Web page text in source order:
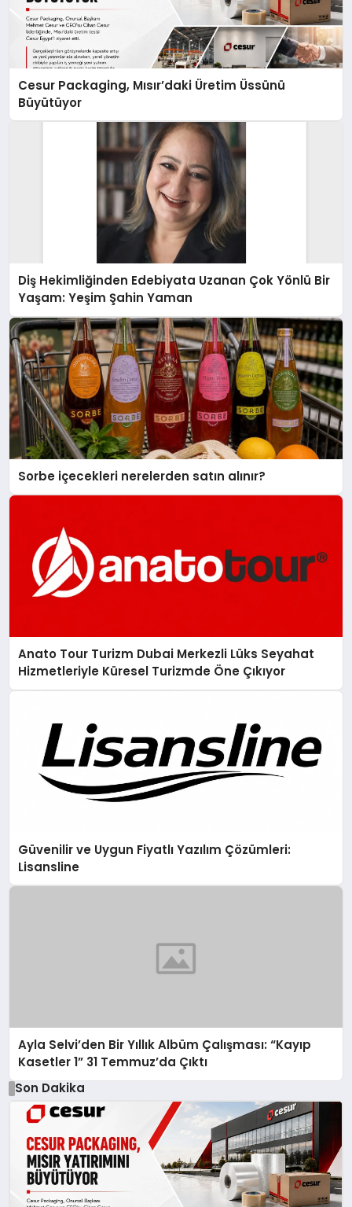
Cesur Packaging, Mısır’daki Üretim Üssünü
Büyütüyor
Diş Hekimliğinden Edebiyata Uzanan Çok Yönlü Bir
Yaşam: Yeşim Şahin Yaman
Sorbe içecekleri nerelerden satın alınır?
Anato Tour Turizm Dubai Merkezli Lüks Seyahat
Hizmetleriyle Küresel Turizmde Öne Çıkıyor
Güvenilir ve Uygun Fiyatlı Yazılım Çözümleri:
Lisansline
Ayla Selvi’den Bir Yıllık Albüm Çalışması: “Kayıp
Kasetler 1” 31 Temmuz’da Çıktı
Son Dakika